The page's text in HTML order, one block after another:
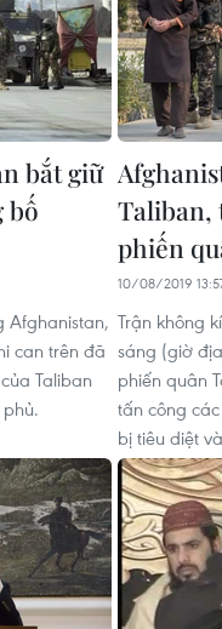
bắt giữ
bố
Afghanistan,
can trên đã
Taliban
Taliban,
phiến
10/08/2019
Trận không
sáng (giờ
phiến quân
tấn công
bị tiêu diệt